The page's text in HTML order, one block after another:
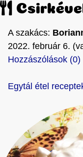
A szakács:
2022. február 6.
Hozzászólások (0)
Egytál étel